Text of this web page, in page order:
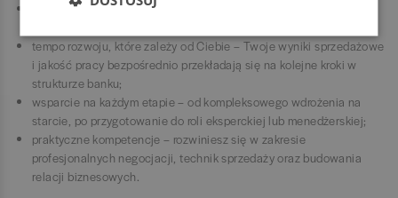
transparentną ścieżkę awansu – jasne kryteria, które określają
tempo rozwoju, które zależy od Ciebie – Twoje wyniki sprzedażowe
i jakość pracy bezpośrednio przekładają się na kolejne kroki w
strukturze banku;
wsparcie na każdym etapie – od kompleksowego wdrożenia na
starcie, po przygotowanie do roli eksperckiej lub menedżerskiej;
praktyczne kompetencje – rozwiniesz się w zakresie
profesjonalnych negocjacji, technik sprzedaży oraz budowania
relacji biznesowych.